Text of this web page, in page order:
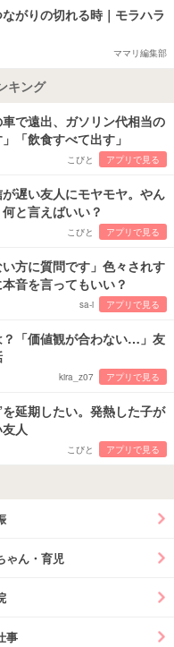
がりの切れる時｜モラハラ
ママリ編集部
キング
で遠出、ガソリン代相当の
「飲食すべて出す」
こびと アプリで見る
遅い友人にモヤモヤ。やん
と言えばいい？
こびと アプリで見る
方に質問です」色々されす
音を言ってもいい？
sa-i アプリで見る
「価値観が合わない…」友
kira_z07 アプリで見る
延期したい。発熱した子が
人
こびと アプリで見る
ゃん・育児
事